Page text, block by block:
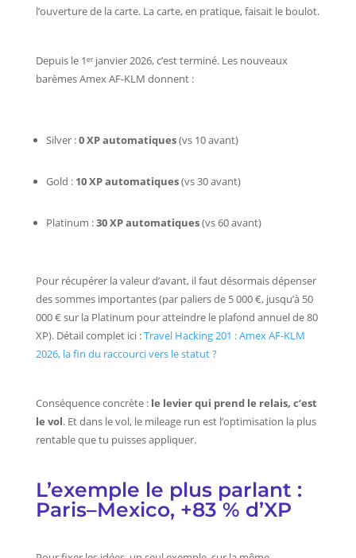
l’ouverture de la carte. La carte, en pratique, faisait le boulot.
Depuis le 1ᵉʳ janvier 2026, c’est terminé. Les nouveaux
barèmes Amex AF-KLM donnent :
Silver :0 XP automatiques(vs 10 avant)
Gold : 10 XP automatiques(vs 30 avant)
Platinum :30 XP automatiques(vs 60 avant)
Pour récupérer la valeur d’avant, il faut désormais dépenser
des sommes importantes (par paliers de 5 000 €, jusqu’à 50
000 € sur la Platinum pour atteindre le plafond annuel de 80
XP). Détail complet ici :Travel Hacking 201 : Amex AF-KLM
2026, la fin du raccourci vers le statut ?
Conséquence concrète : le levier qui prend le relais, c’est
le vol. Et dans le vol, le mileage run est l’optimisation la plus
rentable que tu puisses appliquer.
L’exemple le plus parlant :
Paris–Mexico, +83 % d’XP